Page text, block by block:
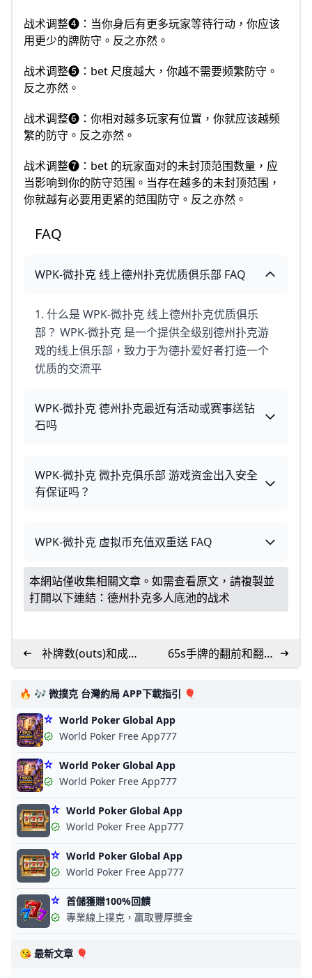
战术调整❹：当你身后有更多玩家等待行动，你应该
用更少的牌防守。反之亦然。
战术调整❺：bet 尺度越大，你越不需要频繁防守。
反之亦然。
战术调整❻：你相对越多玩家有位置，你就应该越频
繁的防守。反之亦然。
战术调整❼：bet 的玩家面对的未封顶范围数量，应
当影响到你的防守范围。当存在越多的未封顶范围，
你就越有必要用更紧的范围防守。反之亦然。
FAQ
WPK-微扑克 线上德州扑克优质俱乐部 FAQ
1. 什么是 WPK-微扑克 线上德州扑克优质俱乐
部？ WPK-微扑克 是一个提供全级别德州扑克游
戏的线上俱乐部，致力于为德扑爱好者打造一个
优质的交流平
WPK-微扑克 德州扑克最近有活动或赛事送钻
石吗
WPK-微扑克 微扑克俱乐部 游戏资金出入安全
有保证吗？
WPK-微扑克 虚拟币充值双重送 FAQ
本網站僅收集相關文章。如需查看原文，請複製並
打開以下連結： 德州扑克多人底池的战术
补牌数(outs)和成败
比(odds)
65s手牌的翻前和翻后
的玩法
🔥 🎶 微撲克 台灣約局 APP下載指引 🎈
World Poker Global App
World Poker Free App777
World Poker Global App
World Poker Free App777
World Poker Global App
World Poker Free App777
World Poker Global App
World Poker Free App777
首儲獲贈100%回饋
專業線上撲克，贏取豐厚獎金
😘 最新文章 🎈